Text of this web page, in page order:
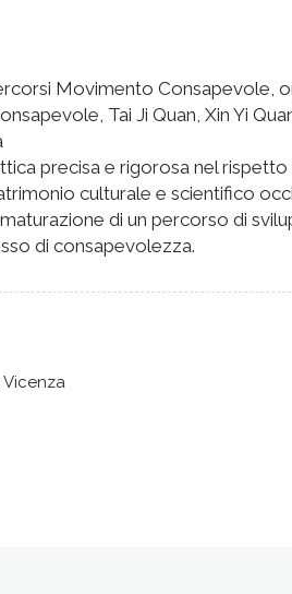
Movimento Consapevole,
Tai Ji Quan, Xin Yi
precisa e rigorosa nel
culturale e scientifico
di un percorso di
di consapevolezza.
Vicenza